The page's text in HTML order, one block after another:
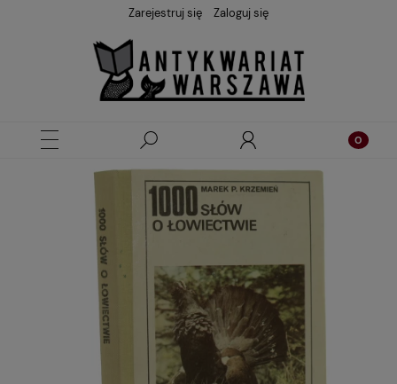
Zarejestruj się Zaloguj się